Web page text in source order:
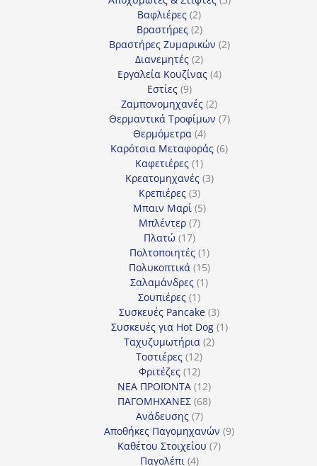
Βαφλιέρες 22
προϊόντα
Βραστήρες 22
προϊόντα
Βραστήρες Ζυμαρικών 22
Διανεμητές 22
προϊόντα
Εργαλεία Κουζίνας 44
Εστίες 99
προϊόντα
Ζαμπονομηχανές 22
προϊόντα
Θερμαντικά Τροφίμων 77
Θερμόμετρα 44
προϊόντα
Καρότσια Μεταφοράς 66
Καφετιέρες 11
προϊόν
Κρεατομηχανές 33
Κρεπιέρες 33
προϊόντα
Μπαιν Μαρί 55
Μπλέντερ 77
Πλατώ 1717
προϊόντα
Πολτοποιητές 11
προϊόν
Πολυκοπτικά 1515
προϊόντα
Σαλαμάνδρες 11
Σουπιέρες 11
προϊόν
Συσκευές Pancake 33
προϊόντα
Συσκευές για Hot Dog 11
Ταχυζυμωτήρια 22
Τοστιέρες 1212
προϊόντα
Φριτέζες 1212
προϊόντα
ΝΕΑ ΠΡΟΪΟΝΤΑ 1212
προϊόντα
ΠΑΓΟΜΗΧΑΝΕΣ 6868
Ανάδευσης 77
προϊόντα
Αποθήκες Παγομηχανών 99
Καθέτου Στοιχείου 77
Παγολέπι 44